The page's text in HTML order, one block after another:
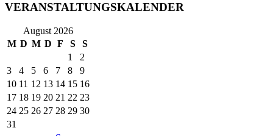
VERANSTALTUNGSKALENDER
August 2026
M D M D F S S
1
2
3
4 5 6 7 8
9
10 11 12 13 14 15 16
17 18 19 20 21 22 23
24 25 26 27 28 29 30
31